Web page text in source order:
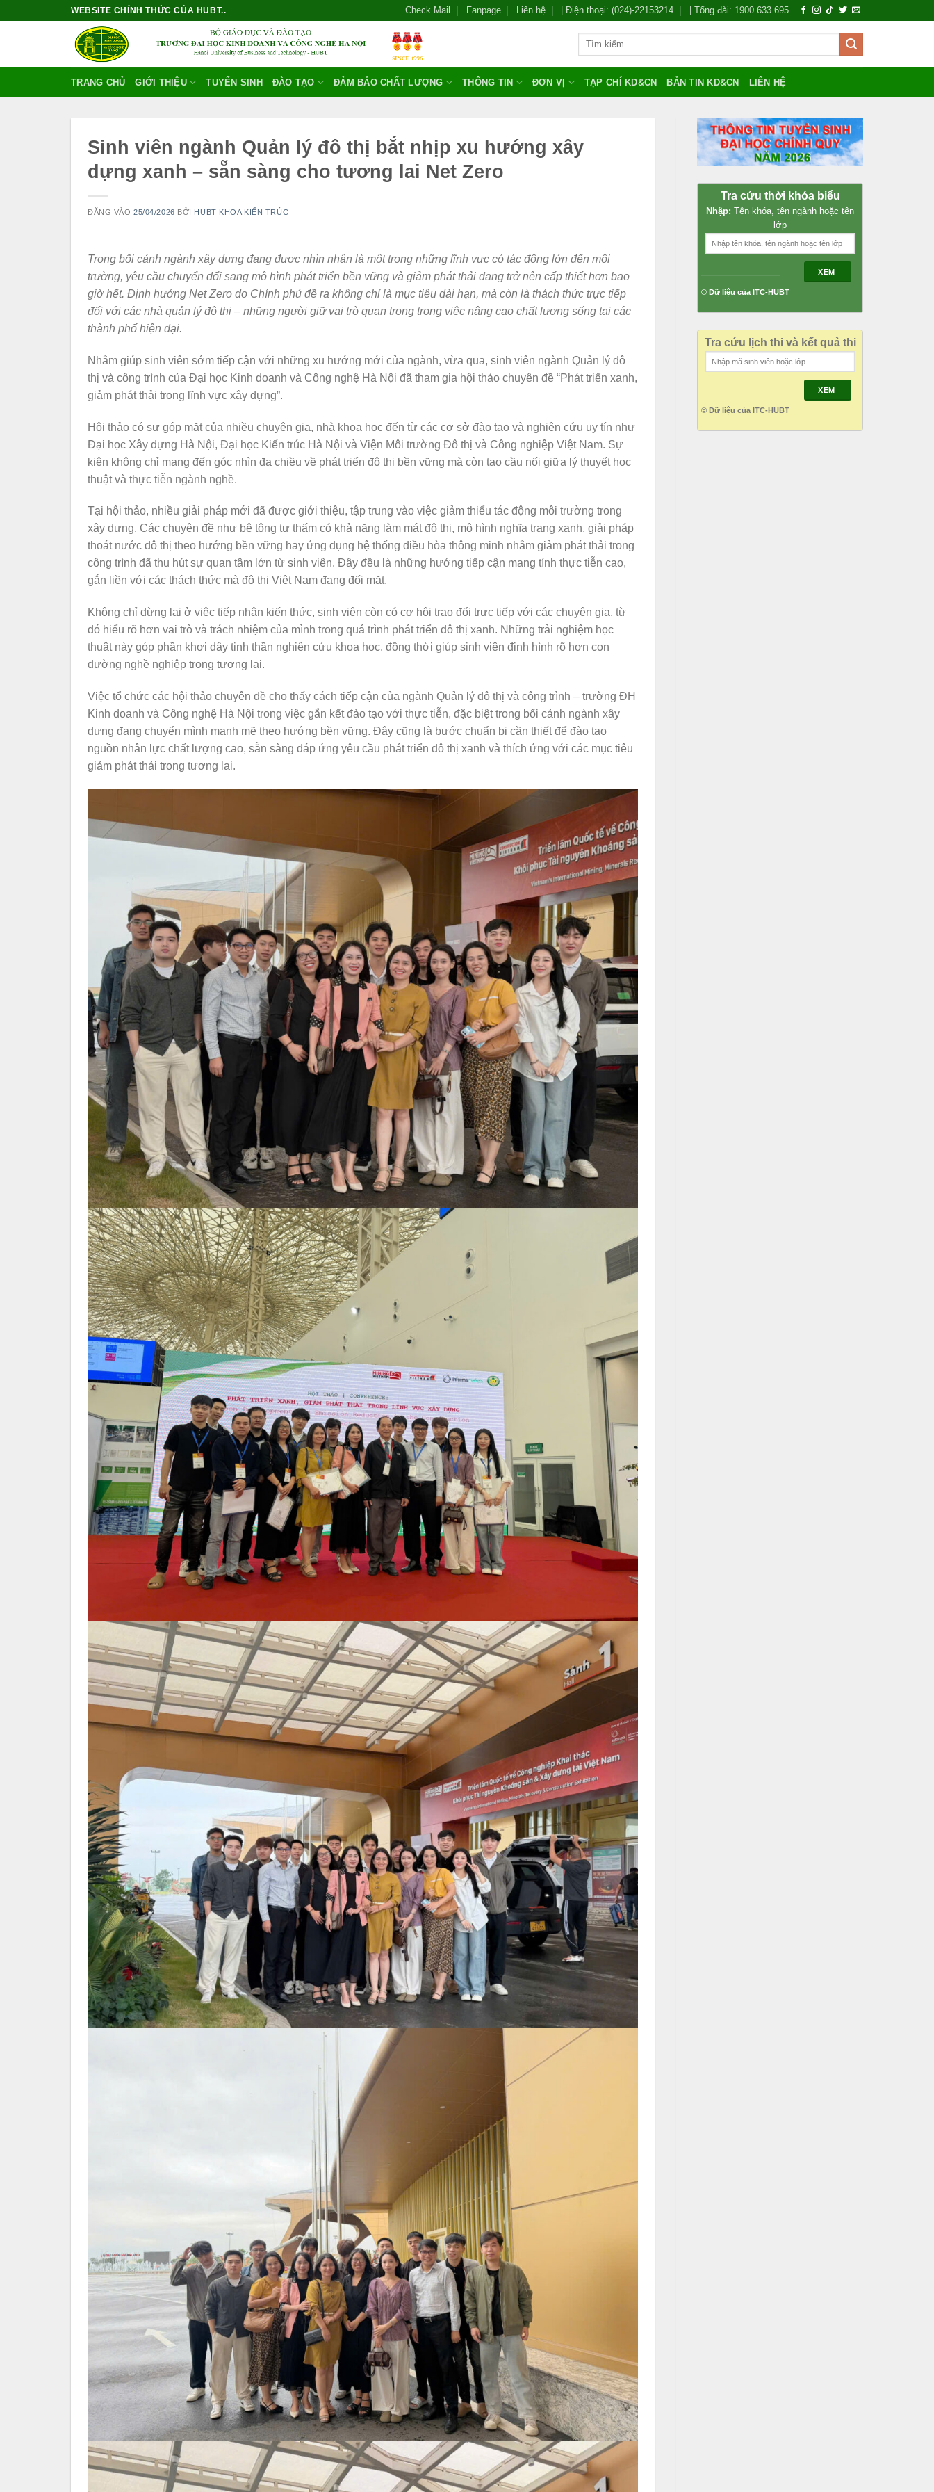
WEBSITE CHÍNH THỨC CỦA HUBT.. Check Mail Fanpage Liên hệ | Điện thoại: (024)-22153214 | Tổng đài: 1900.633.695
TRANG CHỦ GIỚI THIỆU TUYỂN SINH ĐÀO TẠO ĐẢM BẢO CHẤT LƯỢNG THÔNG TIN ĐƠN VỊ TẠP CHÍ KD&CN BẢN TIN KD&CN LIÊN HỆ
Sinh viên ngành Quản lý đô thị bắt nhịp xu hướng xây
dựng xanh – sẵn sàng cho tương lai Net Zero
ĐĂNG VÀO25/04/2026 BỞI HUBT KHOA KIẾN TRÚC
Trong bối cảnh ngành xây dựng đang được nhìn nhận là một trong những lĩnh vực có tác động lớn đến môi
trường, yêu cầu chuyển đổi sang mô hình phát triển bền vững và giảm phát thải đang trở nên cấp thiết hơn bao
giờ hết. Định hướng Net Zero do Chính phủ đề ra không chỉ là mục tiêu dài hạn, mà còn là thách thức trực tiếp
đối với các nhà quản lý đô thị – những người giữ vai trò quan trọng trong việc nâng cao chất lượng sống tại các
thành phố hiện đại.
Nhằm giúp sinh viên sớm tiếp cận với những xu hướng mới của ngành, vừa qua, sinh viên ngành Quản lý đô
thị và công trình của Đại học Kinh doanh và Công nghệ Hà Nội đã tham gia hội thảo chuyên đề “Phát triển xanh,
giảm phát thải trong lĩnh vực xây dựng”.
Hội thảo có sự góp mặt của nhiều chuyên gia, nhà khoa học đến từ các cơ sở đào tạo và nghiên cứu uy tín như
Đại học Xây dựng Hà Nội, Đại học Kiến trúc Hà Nội và Viện Môi trường Đô thị và Công nghiệp Việt Nam. Sự
kiện không chỉ mang đến góc nhìn đa chiều về phát triển đô thị bền vững mà còn tạo cầu nối giữa lý thuyết học
thuật và thực tiễn ngành nghề.
Tại hội thảo, nhiều giải pháp mới đã được giới thiệu, tập trung vào việc giảm thiểu tác động môi trường trong
xây dựng. Các chuyên đề như bê tông tự thấm có khả năng làm mát đô thị, mô hình nghĩa trang xanh, giải pháp
thoát nước đô thị theo hướng bền vững hay ứng dụng hệ thống điều hòa thông minh nhằm giảm phát thải trong
công trình đã thu hút sự quan tâm lớn từ sinh viên. Đây đều là những hướng tiếp cận mang tính thực tiễn cao,
gắn liền với các thách thức mà đô thị Việt Nam đang đối mặt.
Không chỉ dừng lại ở việc tiếp nhận kiến thức, sinh viên còn có cơ hội trao đổi trực tiếp với các chuyên gia, từ
đó hiểu rõ hơn vai trò và trách nhiệm của mình trong quá trình phát triển đô thị xanh. Những trải nghiệm học
thuật này góp phần khơi dậy tinh thần nghiên cứu khoa học, đồng thời giúp sinh viên định hình rõ hơn con
đường nghề nghiệp trong tương lai.
Việc tổ chức các hội thảo chuyên đề cho thấy cách tiếp cận của ngành Quản lý đô thị và công trình – trường ĐH
Kinh doanh và Công nghệ Hà Nội trong việc gắn kết đào tạo với thực tiễn, đặc biệt trong bối cảnh ngành xây
dựng đang chuyển mình mạnh mẽ theo hướng bền vững. Đây cũng là bước chuẩn bị cần thiết để đào tạo
nguồn nhân lực chất lượng cao, sẵn sàng đáp ứng yêu cầu phát triển đô thị xanh và thích ứng với các mục tiêu
giảm phát thải trong tương lai.
Tra cứu thời khóa biểu
Nhập: Tên khóa, tên ngành hoặc tên
lớp
XEM
© Dữ liệu của ITC-HUBT
Tra cứu lịch thi và kết quả thi
XEM
© Dữ liệu của ITC-HUBT